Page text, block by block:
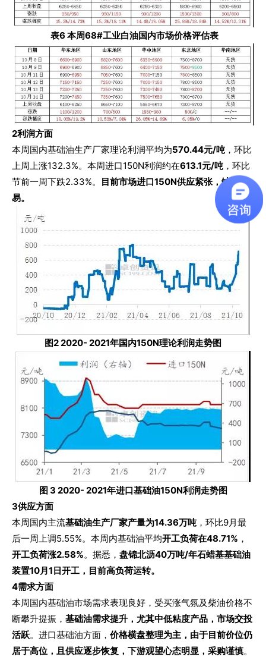
表6 本周68#工业白油国内市场价格评估表
2利润方面
本周国内基础油生产厂家理论利润平均为570.44元/吨 ，环比
上周上涨132.3%。本周进口150N利润约在613.1元/吨 ，环比
节前一周下跌2.33%。
目前市场进口150N供应紧张，缺乏交
易。
图2 2020- 2021年国内150N理论利润走势图
图 3 2020- 2021年进口基础油150N利润走势图
3供应方面
本周国内主流基础油生产厂家产量为14.36万吨 ，环比9月最
后一周上调5.55%。本周内基础油平均开工负荷在48.71% ，
开工负荷涨2.58%。据悉， 盘锦北沥40万吨/年石蜡基基础油
装置10月1日开工，目前高负荷运转。
4需求方面
本周国内基础油市场需求表现良好，受买涨气氛及柴油价格不
断攀升提振， 基础油需求提升，尤其中低粘度产品，市场交投
活跃。进口基础油方面， 价格横盘整理为主，由于目前价位仍
居于高位，且供应逐步恢复，下游观望心态明显，采购谨慎。